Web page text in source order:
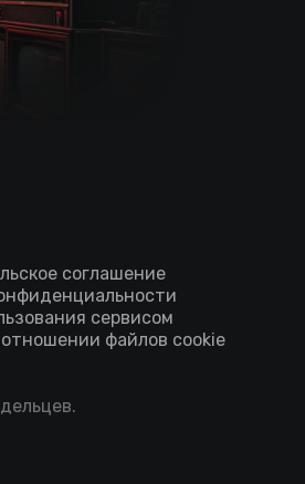
соглашение
сервисом
файлов cookie